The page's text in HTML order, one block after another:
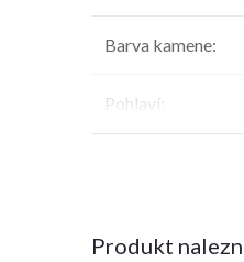
Barva kamene:
Pohlaví
Produkt